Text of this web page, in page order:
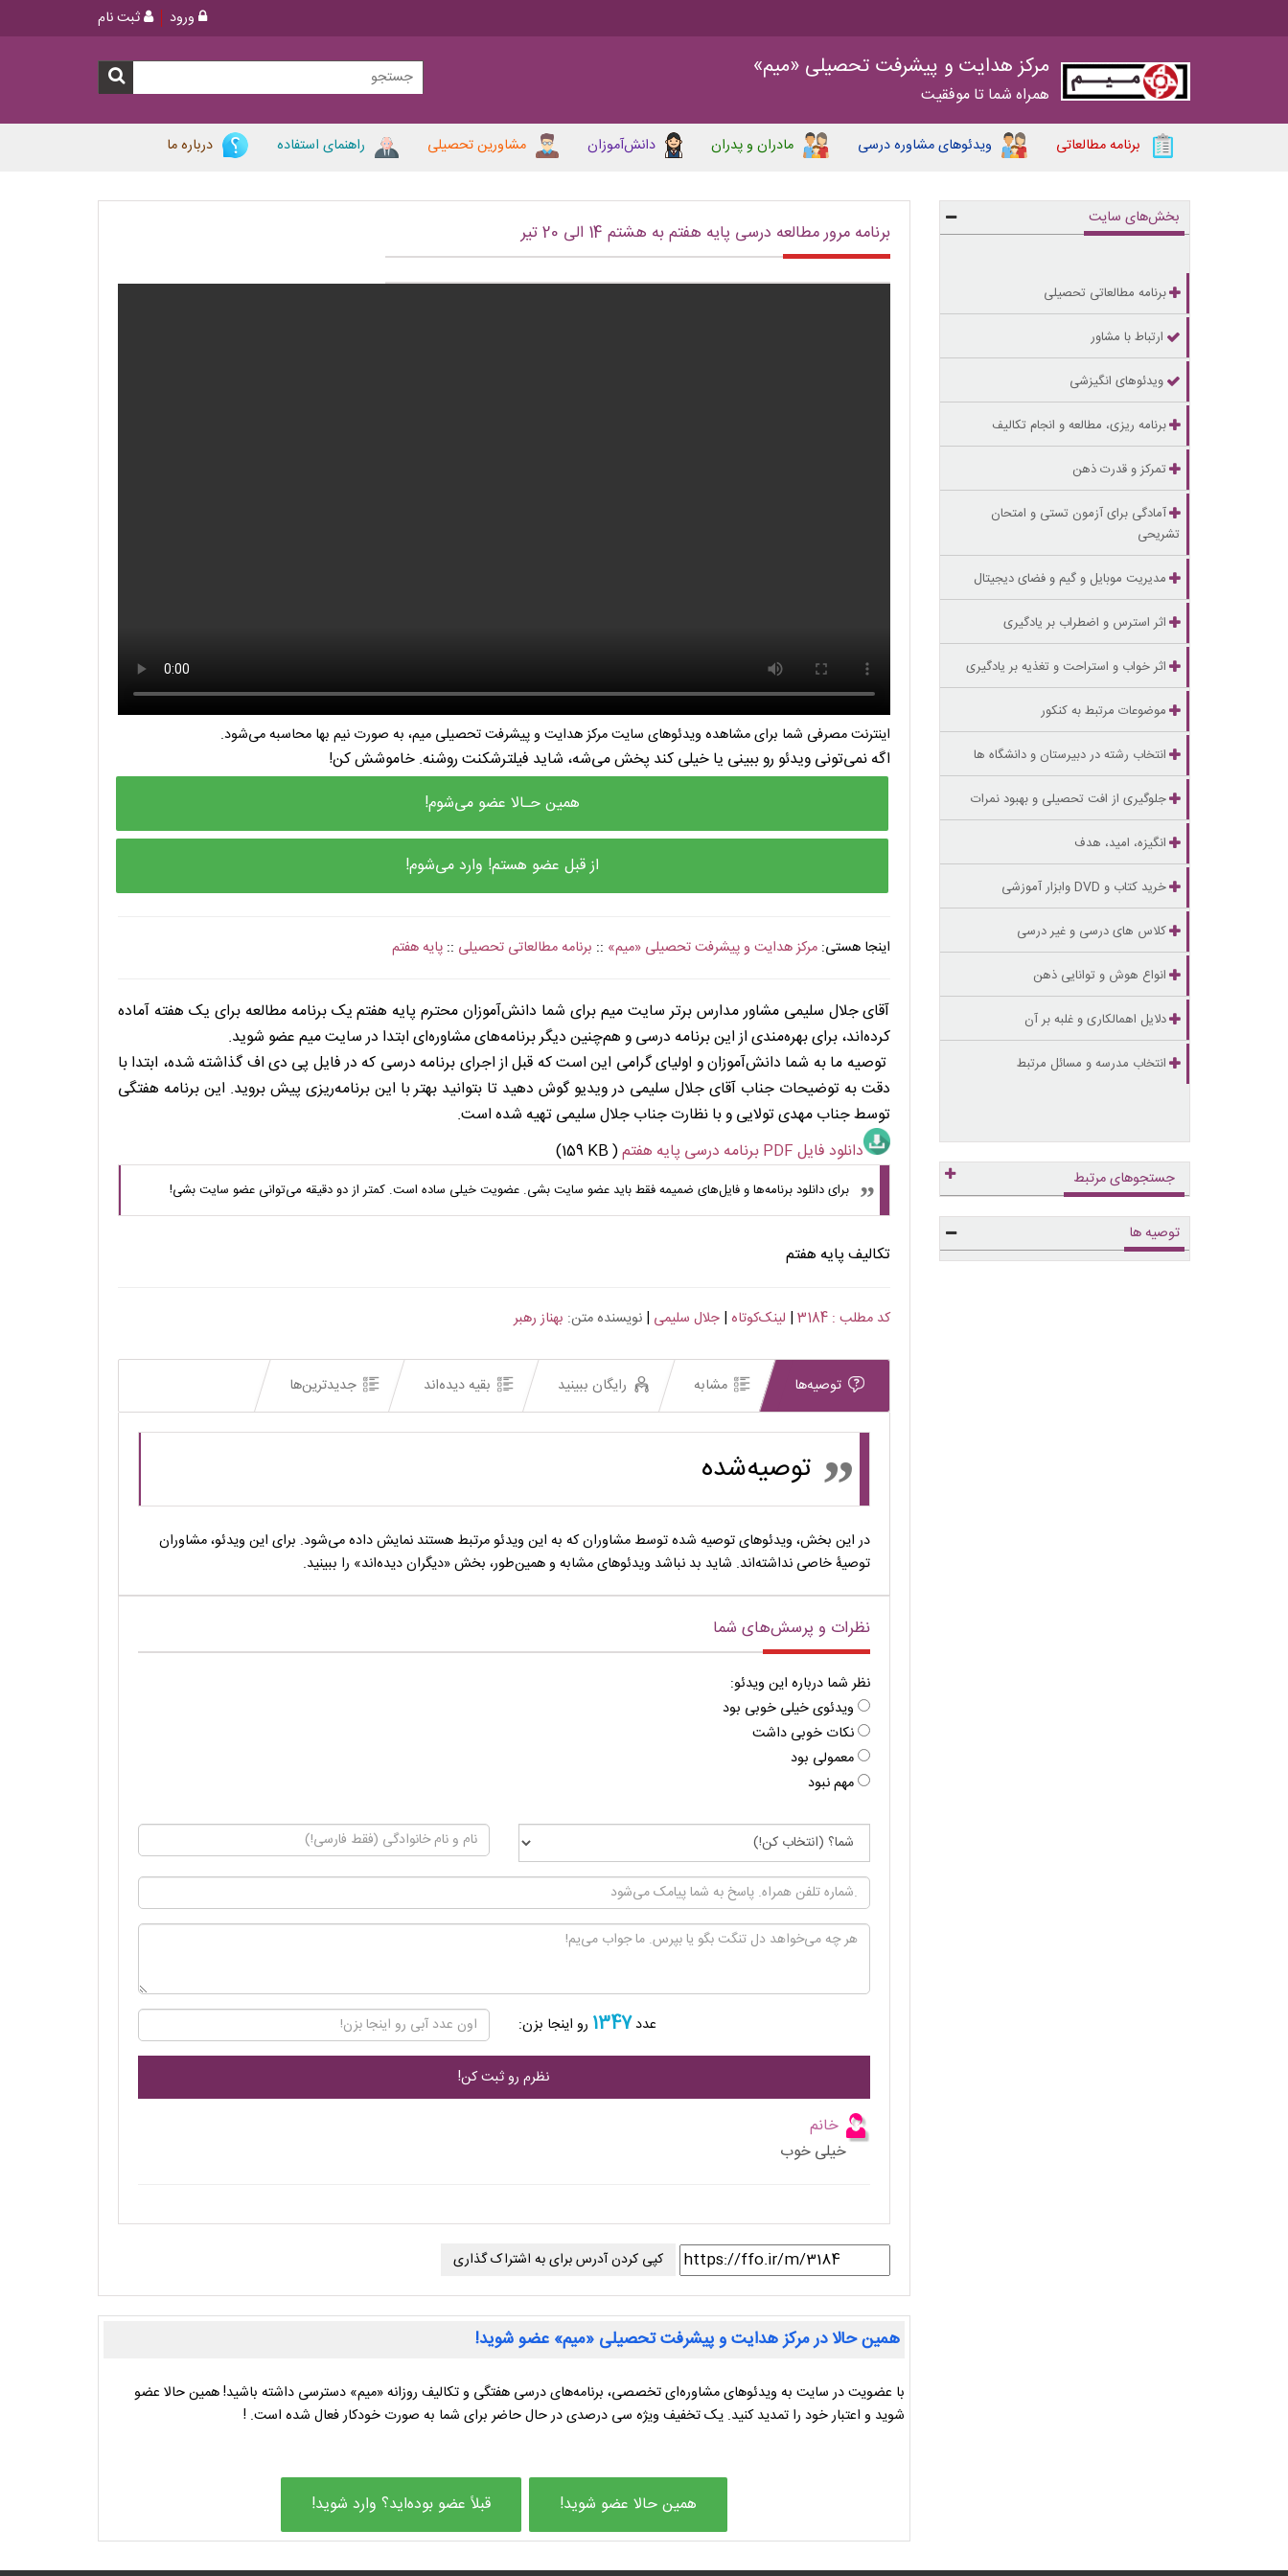
ثبت نام ورود
مرکز هدایت و پیشرفت تحصیلی «میم»
همراه شما تا موفقیت
برنامه مطالعاتی ویدئوهای مشاوره درسی مادران و پدران دانش‌آموزان مشاورین تحصیلی راهنمای استفاده درباره ما
برنامه مرور مطالعه درسی پایه هفتم به هشتم 14 الی 20 تیر
اینترنت مصرفی شما برای مشاهده ویدئوهای سایت مرکز هدایت و پیشرفت تحصیلی میم، به صورت نیم بها محاسبه می‌شود.
اگه نمی‌تونی ویدئو رو ببینی یا خیلی کند پخش می‌شه، شاید فیلترشکنت روشنه. خاموشش کن!
همین حـالا عضو می‌شوم!
از قبل عضو هستم! وارد می‌شوم!
اینجا هستی:مرکز هدایت و پیشرفت تحصیلی «میم» :: برنامه مطالعاتی تحصیلی ::پایه هفتم
. . . . . . . . . . . . .
آقای جلال سلیمی مشاور مدارس برتر سایت میم برای شما دانش‌آموزان محترم پایه هفتم یک برنامه مطالعه برای یک هفته آماده
کرده‌اند، برای بهره‌مندی از این برنامه درسی و هم‌چنین دیگر برنامه‌های مشاوره‌ای ابتدا در سایت میم عضو شوید.
توصیه ما به شما دانش‌آموزان و اولیای گرامی این است که قبل از اجرای برنامه درسی که در فایل پی دی اف گذاشته شده، ابتدا با
دقت به توضیحات جناب آقای جلال سلیمی در ویدیو گوش دهید تا بتوانید بهتر با این برنامه‌ریزی پیش بروید. این برنامه هفتگی
توسط جناب مهدی تولایی و با نظارت جناب جلال سلیمی تهیه شده است.
دانلود فایل PDF برنامه درسی پایه هفتم
(159 KB )
برای دانلود برنامه‌ها و فایل‌های ضمیمه فقط باید عضو سایت بشی. عضویت خیلی ساده است. کمتر از دو دقیقه می‌توانی عضو سایت بشی!
تکالیف پایه هفتم
کد مطلب : 3184 | لینک‌کوتاه |جلال سلیمی |نویسنده متن: بهناز رهبر
توصیه‌ها مشابه رایگان ببینید بقیه دیده‌اند جدیدترین‌ها
توصیه‌شده
در این بخش، ویدئوهای توصیه شده توسط مشاوران که به این ویدئو مرتبط هستند نمایش داده می‌شود. برای این ویدئو، مشاوران
توصیۀ خاصی نداشته‌اند. شاید بد نباشد ویدئوهای مشابه و همین‌طور، بخش «دیگران دیده‌اند» را ببینید.
نظرات و پرسش‌های شما
نظر شما درباره این ویدئو:
ویدئوی خیلی خوبی بود
نکات خوبی داشت
معمولی بود
مهم نبود
عدد1347 رو اینجا بزن:
خانم
خیلی خوب
کپی کردن آدرس برای به اشتراک گذاری
همین حالا در مرکز هدایت و پیشرفت تحصیلی «میم» عضو شوید!
با عضویت در سایت به ویدئوهای مشاوره‌ای تخصصی، برنامه‌های درسی هفتگی و تکالیف روزانه «میم» دسترسی داشته باشید! همین حالا عضو
شوید و اعتبار خود را تمدید کنید. یک تخفیف ویژه سی درصدی در حال حاضر برای شما به صورت خودکار فعال شده است. !
همین حالا عضو شوید! قبلاً عضو بوده‌اید؟ وارد شوید!
بخش‌های سایت
برنامه مطالعاتی تحصیلی
ارتباط با مشاور
ویدئوهای انگیزشی
برنامه ریزی، مطالعه و انجام تکالیف
تمرکز و قدرت ذهن
آمادگی برای آزمون تستی و امتحان
تشریحی
مدیریت موبایل و گیم و فضای دیجیتال
اثر استرس و اضطراب بر یادگیری
اثر خواب و استراحت و تغذیه بر یادگیری
موضوعات مرتبط به کنکور
انتخاب رشته در دبیرستان و دانشگاه ها
جلوگیری از افت تحصیلی و بهبود نمرات
انگیزه، امید، هدف
خرید کتاب و DVD وابزار آموزشی
کلاس های درسی و غیر درسی
انواع هوش و توانایی ذهن
دلایل اهمالکاری و غلبه بر آن
انتخاب مدرسه و مسائل مرتبط
جستجوهای مرتبط
توصیه ها